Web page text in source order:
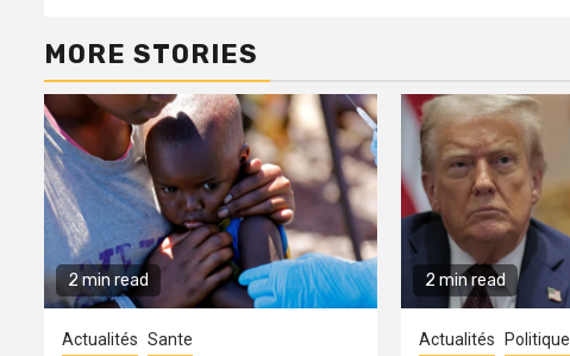
MORE STORIES
2 min read
Actualités Sante
2 min read
Actualités Politique